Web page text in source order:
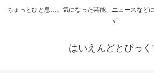
ちょっとひと息…。気になった芸能、ニュースなど
す
はいえんどとぴっく